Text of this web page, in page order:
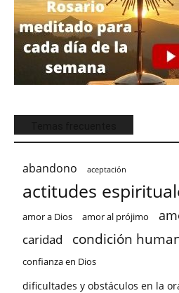
abandono aceptación
actitudes
amor a Dios amor al prójimo
caridad condición
confianza en Dios
dificultades y obstáculos en la